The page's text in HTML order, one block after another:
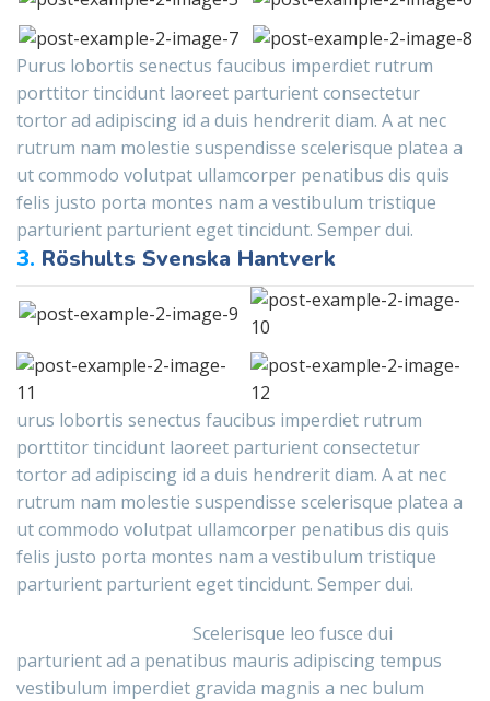
Purus lobortis senectus faucibus imperdiet rutrum
porttitor tincidunt laoreet parturient consectetur
tortor ad adipiscing id a duis hendrerit diam. A at nec
rutrum nam molestie suspendisse scelerisque platea a
ut commodo volutpat ullamcorper penatibus dis quis
felis justo porta montes nam a vestibulum tristique
parturient parturient eget tincidunt. Semper dui.
3. Röshults Svenska Hantverk
urus lobortis senectus faucibus imperdiet rutrum
porttitor tincidunt laoreet parturient consectetur
tortor ad adipiscing id a duis hendrerit diam. A at nec
rutrum nam molestie suspendisse scelerisque platea a
ut commodo volutpat ullamcorper penatibus dis quis
felis justo porta montes nam a vestibulum tristique
parturient parturient eget tincidunt. Semper dui.
Scelerisque leo fusce dui
parturient ad a penatibus mauris adipiscing tempus
vestibulum imperdiet gravida magnis a nec bulum